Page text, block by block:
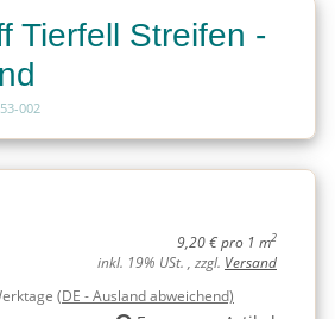
Tierfell Streifen -
002
9,20 € pro 1 m2
inkl. 19% USt. , zzgl. Versand
(DE - Ausland abweichend)